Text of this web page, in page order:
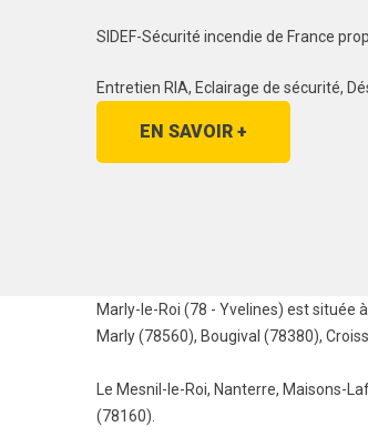
SIDEF-Sécurité incendie de France
Entretien RIA, Eclairage de sécurité,
EN SAVOIR +
Marly-le-Roi (78 - Yvelines) est située
Marly (78560), Bougival (78380),
Le Mesnil-le-Roi, Nanterre, Maisons-
(78160).